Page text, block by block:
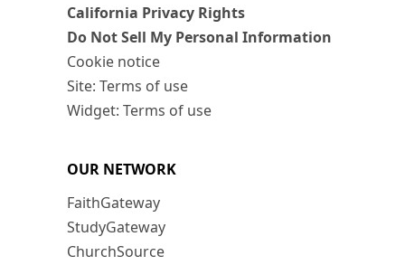
California Privacy Rights
Do Not Sell My Personal Information
Cookie notice
Site: Terms of use
Widget: Terms of use
OUR NETWORK
FaithGateway
StudyGateway
ChurchSource